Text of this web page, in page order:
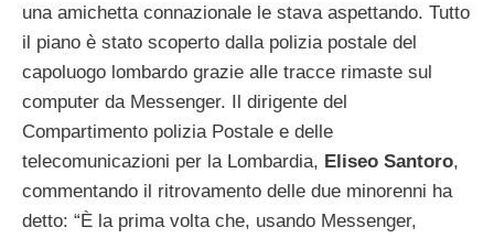
una amichetta connazionale le stava aspettando. Tutto
il piano è stato scoperto dalla polizia postale del
capoluogo lombardo grazie alle tracce rimaste sul
computer da Messenger. Il dirigente del
Compartimento polizia Postale e delle
telecomunicazioni per la Lombardia, Eliseo Santoro,
commentando il ritrovamento delle due minorenni ha
detto: “È la prima volta che, usando Messenger,